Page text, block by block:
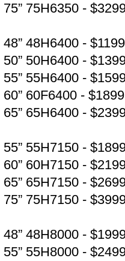
75” 75H6350 -
48” 48H6400 -
50” 50H6400 -
55” 55H6400 -
60” 60F6400 -
65” 65H6400 -
55” 55H7150 -
60” 60H7150 -
65” 65H7150 -
75” 75H7150 -
48” 48H8000 -
55” 55H8000 -